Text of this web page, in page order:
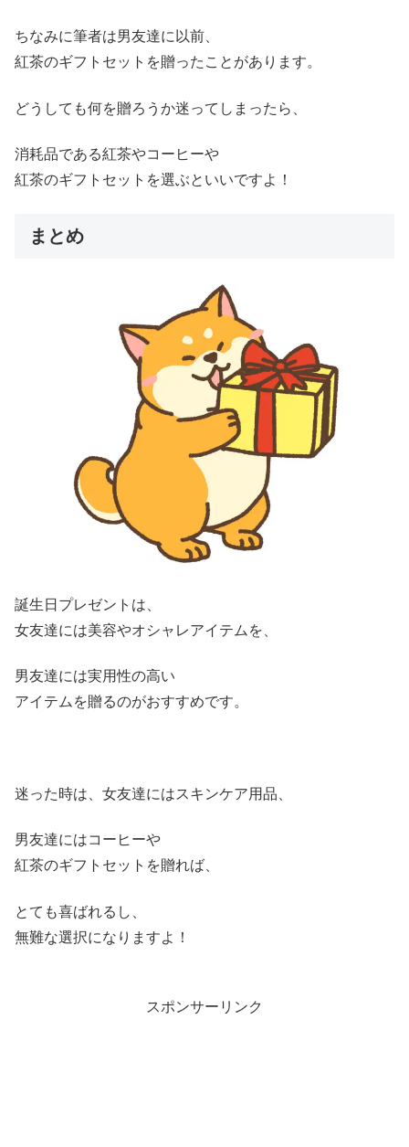
ちなみに筆者は男友達に以前、
紅茶のギフトセットを贈ったことがあります。
どうしても何を贈ろうか迷ってしまったら、
消耗品である紅茶やコーヒーや
紅茶のギフトセットを選ぶといいですよ！
まとめ
誕生日プレゼントは、
女友達には美容やオシャレアイテムを、
男友達には実用性の高い
アイテムを贈るのがおすすめです。
迷った時は、女友達にはスキンケア用品、
男友達にはコーヒーや
紅茶のギフトセットを贈れば、
とても喜ばれるし、
無難な選択になりますよ！
スポンサーリンク